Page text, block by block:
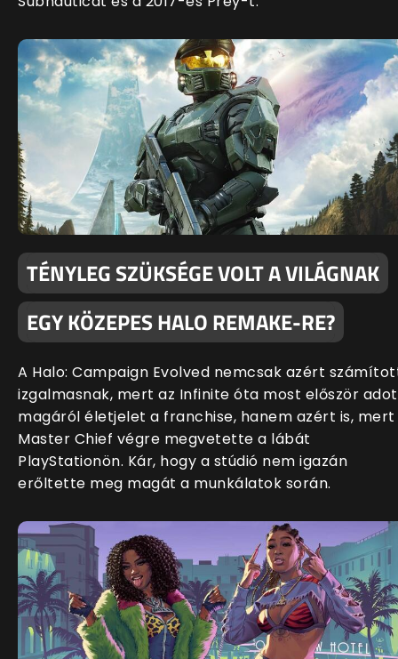
TÉNYLEG SZÜKSÉGE VOLT A VILÁGNAK
EGY KÖZEPES HALO REMAKE-RE?
A Halo: Campaign Evolved nemcsak azért
izgalmasnak, mert az Infinite óta most először
magáról életjelet a franchise, hanem azért is, mert
Master Chief végre megvetette a lábát
PlayStationön. Kár, hogy a stúdió nem igazán
erőltette meg magát a munkálatok során.